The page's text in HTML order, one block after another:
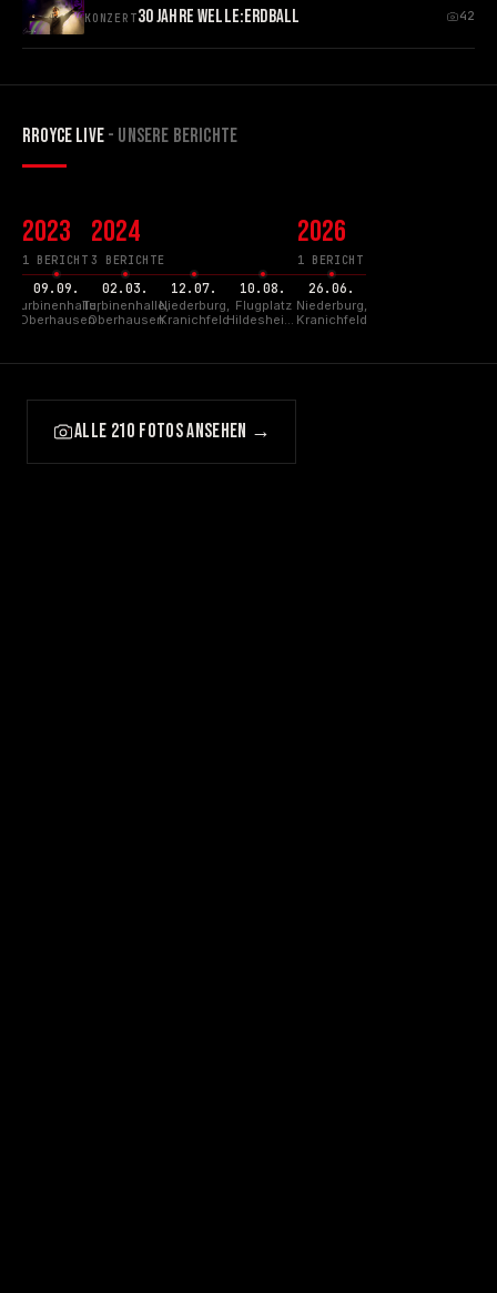
KONZERT30 JAHRE WELLE:ERDBALL 42
RROYCE LIVE- UNSERE BERICHTE
2023
1 BERICHT
09.09.
Turbinenhalle,
Oberhausen
2024
3 BERICHTE
02.03.
Turbinenhalle,
Oberhausen
12.07.
Niederburg,
Kranichfeld
10.08.
Flugplatz
Hildesheim,
2026
1 BERICHT
26.06.
Niederburg,
Kranichfeld
ALLE 210 FOTOS ANSEHEN →